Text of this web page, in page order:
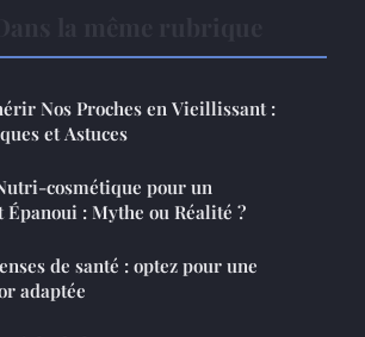
Nos Proches en Vieillissant :
et Astuces
cosmétique pour un
: Mythe ou Réalité ?
de santé : optez pour une
adaptée